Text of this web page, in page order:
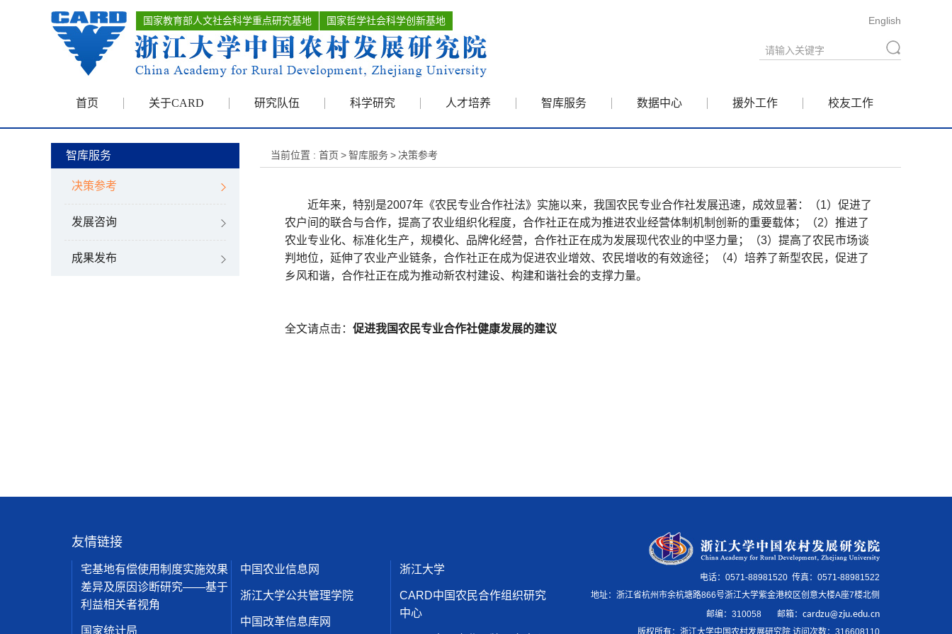
国家教育部人文社会科学重点研究基地 国家哲学社会科学创新基地 English
首页 关于CARD 研究队伍 科学研究 人才培养 智库服务 数据中心 援外工作 校友工作
智库服务
决策参考
发展咨询
成果发布
当前位置 : 首页 >智库服务> 决策参考
近年来，特别是2007年《农民专业合作社法》实施以来，我国农民专业合作社发展迅速，成效显著：（1）促进了
农户间的联合与合作，提高了农业组织化程度，合作社正在成为推进农业经营体制机制创新的重要载体；（2）推进了
农业专业化、标准化生产，规模化、品牌化经营，合作社正在成为发展现代农业的中坚力量；（3）提高了农民市场谈
判地位，延伸了农业产业链条，合作社正在成为促进农业增效、农民增收的有效途径；（4）培养了新型农民，促进了
乡风和谐，合作社正在成为推动新农村建设、构建和谐社会的支撑力量。
全文请点击： 促进我国农民专业合作社健康发展的建议
友情链接
宅基地有偿使用制度实施效果
差异及原因诊断研究——基于
利益相关者视角
国家统计局
中国农业信息网
浙江大学公共管理学院
中国改革信息库网
浙江大学
CARD中国农民合作组织研究
中心
电话：0571-88981520 传真：0571-88981522
地址：浙江省杭州市余杭塘路866号浙江大学紫金港校区创意大楼A座7楼北侧
邮编： 310058 邮箱 ： cardzu@zju.edu.cn
版权所有：浙江大学中国农村发展研究院 访问次数： 316608110